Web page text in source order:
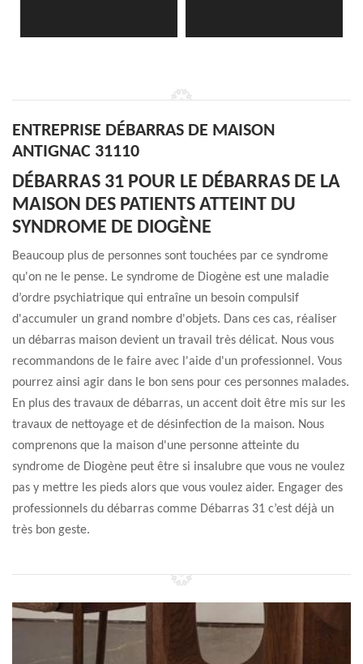
ENTREPRISE DÉBARRAS DE MAISON
ANTIGNAC 31110
DÉBARRAS 31 POUR LE DÉBARRAS DE LA
MAISON DES PATIENTS ATTEINT DU
SYNDROME DE DIOGÈNE
Beaucoup plus de personnes sont touchées par ce syndrome
qu'on ne le pense. Le syndrome de Diogène est une maladie
d’ordre psychiatrique qui entraîne un besoin compulsif
d'accumuler un grand nombre d'objets. Dans ces cas, réaliser
un débarras maison devient un travail très délicat. Nous vous
recommandons de le faire avec l'aide d'un professionnel. Vous
pourrez ainsi agir dans le bon sens pour ces personnes malades.
En plus des travaux de débarras, un accent doit être mis sur les
travaux de nettoyage et de désinfection de la maison. Nous
comprenons que la maison d'une personne atteinte du
syndrome de Diogène peut être si insalubre que vous ne voulez
pas y mettre les pieds alors que vous voulez aider. Engager des
professionnels du débarras comme Débarras 31 c’est déjà un
très bon geste.